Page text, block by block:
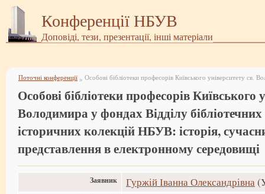
Конференції НБУВ
Доповіді, тези, презентації, інші матеріали
Поточні конференції »
Особові бібліотеки професорів Київського
Володимира у фондах Відділу бібліотечних
історичних колекцій НБУВ: історія,
представлення в електронному середовищі
Заявник Гуржій Іванна Олександрівна